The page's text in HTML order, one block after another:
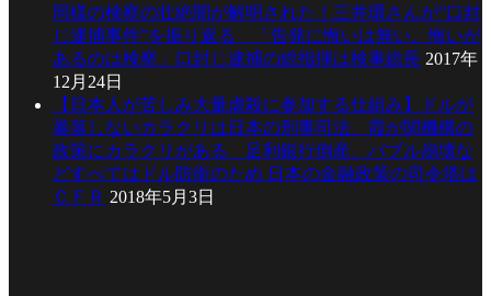
同様の検察の壮絶闇が解明された！三井環さんが”口封
じ逮捕事件”を振り返る 「告発に悔いは無い。悔いが
あるのは検察」口封じ逮捕の総指揮は検事総長 2017年
12月24日
【日本人が苦しみ大量虐殺に参加する仕組み】ドルが
暴落しないカラクリは日本の刑事司法、霞が関機構の
政策にカラクリがある 足利銀行倒産、バブル崩壊な
どすべてはドル防衛のため 日本の金融政策の司令塔は
ＣＦＲ 2018年5月3日